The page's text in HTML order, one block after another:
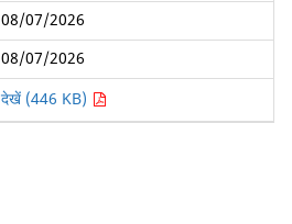
08/07/2026
08/07/2026
देखें (446 KB)